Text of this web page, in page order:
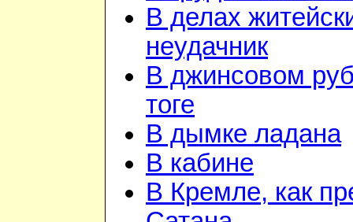
В делах
неудачник
В джинсовом
тоге
В дымке ладана
В кабине
В Кремле, как